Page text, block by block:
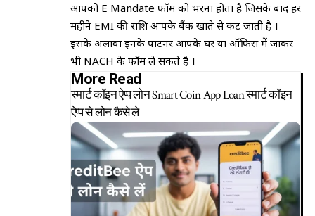
आपको E Mandate फॉर्म को भरना होता है जिसके बाद हर
महीने EMI की राशि आपके बैंक खाते से कट जाती है ।
इसके अलावा इनके पार्टनर आपके घर या ऑफिस में जाकर
भी NACH के फॉर्म ले सकते है ।
More Read
स्मार्ट कॉइन ऐप्प लोन Smart Coin App Loan स्मार्ट कॉइन
ऐप्प से लोन कैसे ले